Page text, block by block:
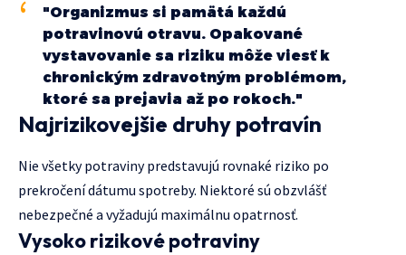
"Organizmus si pamätá každú
potravinovú otravu. Opakované
vystavovanie sa riziku môže viesť k
chronickým zdravotným problémom,
ktoré sa prejavia až po rokoch."
Najrizikovejšie druhy potravín
Nie všetky potraviny predstavujú rovnaké riziko po
prekročení dátumu spotreby. Niektoré sú obzvlášť
nebezpečné a vyžadujú maximálnu opatrnosť.
Vysoko rizikové potraviny